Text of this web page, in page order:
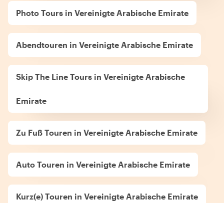
Photo Tours in Vereinigte Arabische Emirate
Abendtouren in Vereinigte Arabische Emirate
Skip The Line Tours in Vereinigte Arabische
Emirate
Zu Fuß Touren in Vereinigte Arabische Emirate
Auto Touren in Vereinigte Arabische Emirate
Kurz(e) Touren in Vereinigte Arabische Emirate